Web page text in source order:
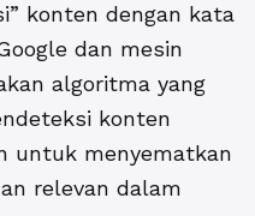
konten dengan kata
dan mesin
algoritma yang
konten
untuk menyematkan
relevan dalam